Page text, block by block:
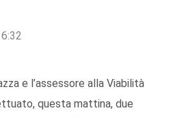
e l’assessore alla Viabilità
questa mattina, due